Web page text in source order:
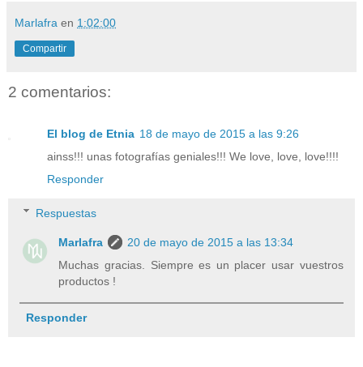
Marlafra en 1:02:00
Compartir
2 comentarios:
El blog de Etnia 18 de mayo de 2015 a las 9:26
ainss!!! unas fotografías geniales!!! We love, love, love!!!!
Responder
Respuestas
Marlafra
20 de mayo de 2015 a las 13:34
Muchas gracias. Siempre es un placer usar vuestros
productos !
Responder